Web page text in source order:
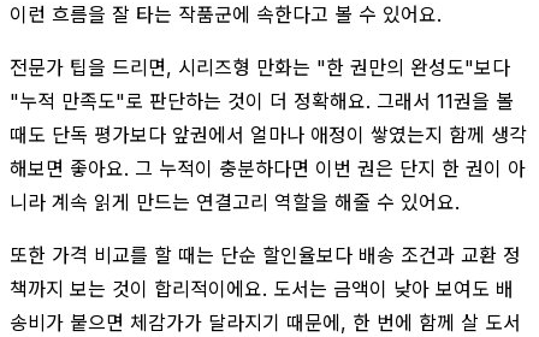
이런 흐름을 잘 타는 작품군에 속한다고 볼 수 있어요.
전문가 팁을 드리면, 시리즈형 만화는 "한 권만의 완성도"보다
"누적 만족도"로 판단하는 것이 더 정확해요. 그래서 11권을 볼
때도 단독 평가보다 앞권에서 얼마나 애정이 쌓였는지 함께 생각
해보면 좋아요. 그 누적이 충분하다면 이번 권은 단지 한 권이 아
니라 계속 읽게 만드는 연결고리 역할을 해줄 수 있어요.
또한 가격 비교를 할 때는 단순 할인율보다 배송 조건과 교환 정
책까지 보는 것이 합리적이에요. 도서는 금액이 낮아 보여도 배
송비가 붙으면 체감가가 달라지기 때문에, 한 번에 함께 살 도서